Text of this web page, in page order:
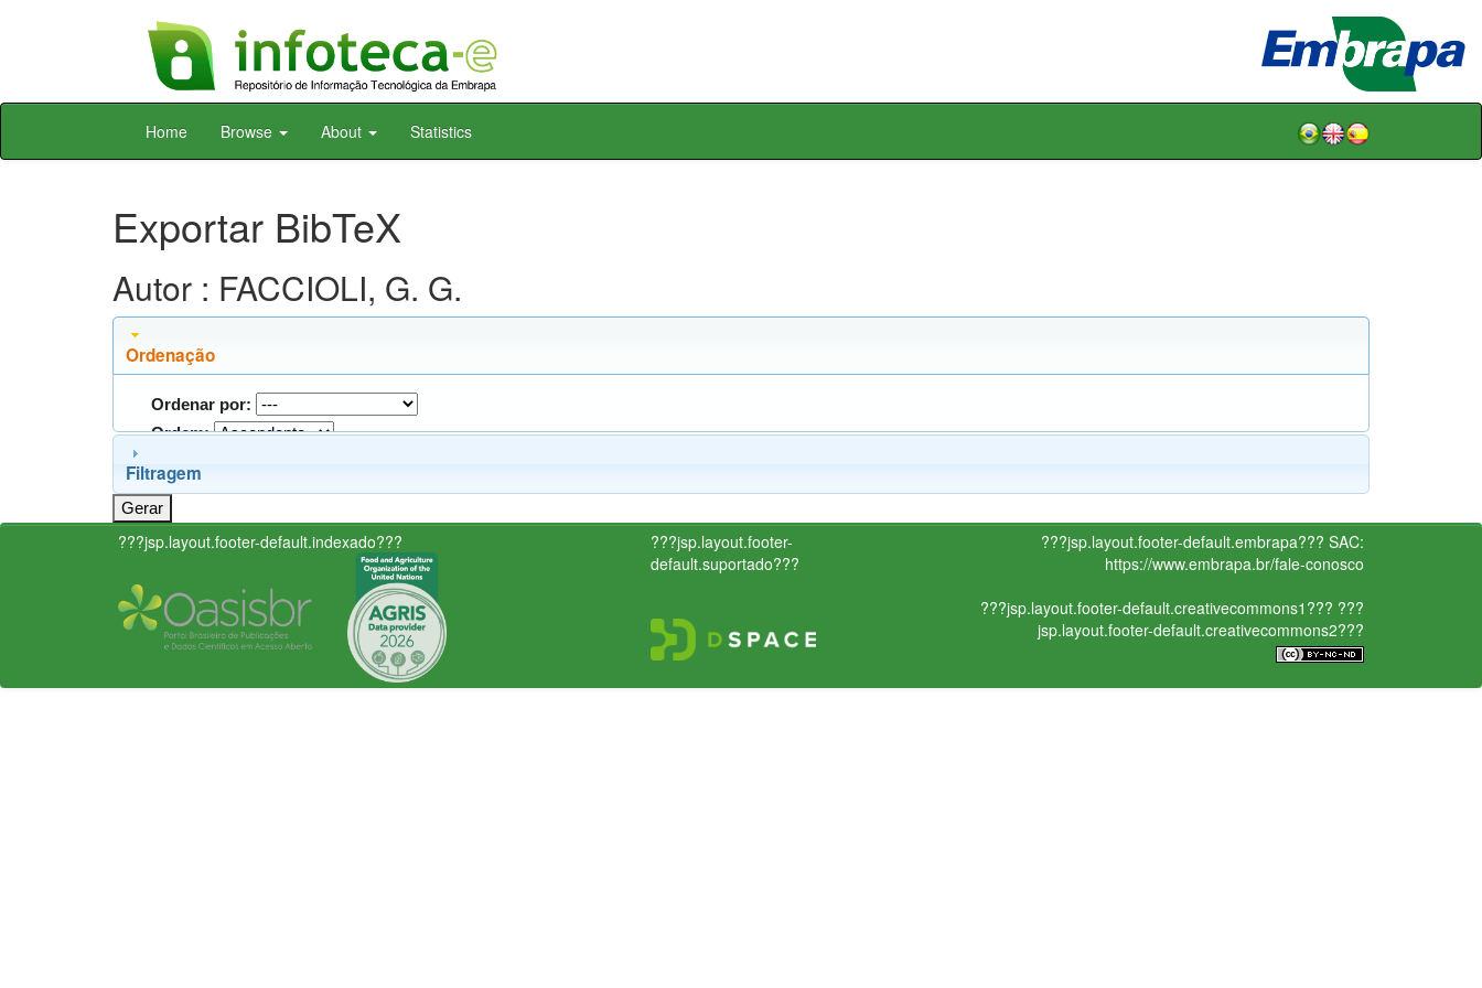
Skip
Home Browse About Statistics
Exportar BibTeX
Autor : FACCIOLI, G. G.
Ordenação
Ordenar por:
Ordem:
Filtragem
???jsp.layout.footer-default.indexado???
???jsp.layout.footer-
default.suportado???
???jsp.layout.footer-default.embrapa??? SAC:
https://www.embrapa.br/fale-conosco
???jsp.layout.footer-default.creativecommons1??? ???
jsp.layout.footer-default.creativecommons2???